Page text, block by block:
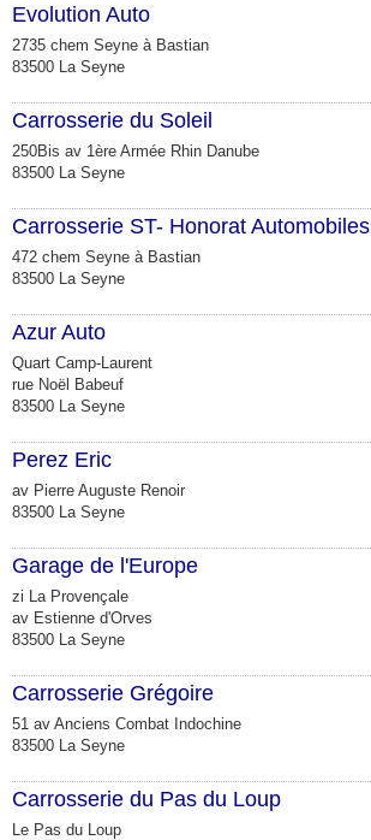
Evolution Auto
2735 chem Seyne à Bastian
83500 La Seyne
Carrosserie du Soleil
250Bis av 1ère Armée Rhin Danube
83500 La Seyne
Carrosserie ST- Honorat Automobiles
472 chem Seyne à Bastian
83500 La Seyne
Azur Auto
Quart Camp-Laurent
rue Noël Babeuf
83500 La Seyne
Perez Eric
av Pierre Auguste Renoir
83500 La Seyne
Garage de l'Europe
zi La Provençale
av Estienne d'Orves
83500 La Seyne
Carrosserie Grégoire
51 av Anciens Combat Indochine
83500 La Seyne
Carrosserie du Pas du Loup
Le Pas du Loup